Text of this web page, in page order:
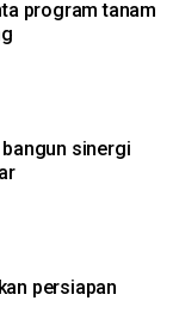
program tanam
sinergi
persiapan